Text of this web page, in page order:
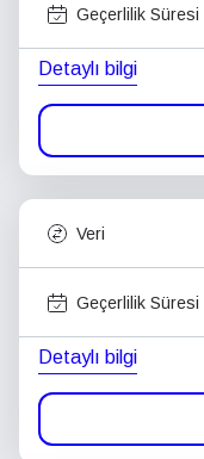
Geçerlilik Süresi
Detaylı bilgi
Veri
Geçerlilik Süresi
Detaylı bilgi